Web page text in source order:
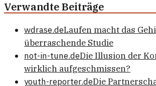
Verwandte Beiträge
wdrase.deLaufen macht das
überraschende Studie
not-in-tune.deDie Illusion der
wirklich aufgeschmissen?
youth-reporter.deDie